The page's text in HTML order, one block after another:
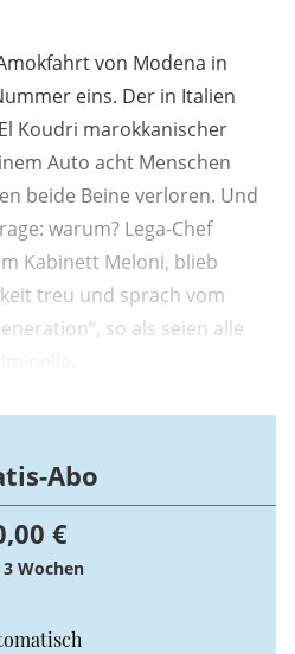
von Modena in
eins. Der in Italien
Koudri marokkanischer
Auto acht Menschen
beide Beine verloren. Und
warum? Lega-Chef
Kabinett Meloni, blieb
treu und sprach vom
so als seien alle
Abo
€
Wochen